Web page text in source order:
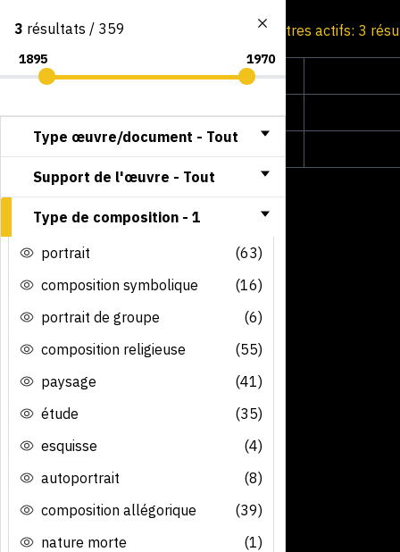
Consultation par image Filtres actifs: 3
3 résultats / 359
Type œuvre/document - Tout
Support de l'œuvre - Tout
Type de composition - 1
portrait
(63)
composition symbolique
(16)
portrait de groupe
(6)
composition religieuse
(55)
paysage
(41)
étude
(35)
esquisse
(4)
autoportrait
(8)
composition allégorique
(39)
nature morte
(1)